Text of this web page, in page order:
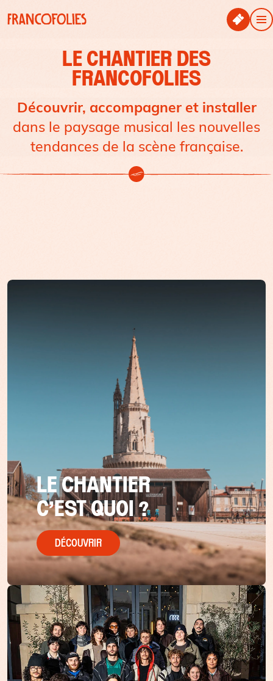
LE CHANTIER DES
FRANCOFOLIES
Découvrir, accompagner et installer
dans le paysage musical les nouvelles
tendances de la scène française.
LE CHANTIER
C’EST QUOI ?
DÉCOUVRIR